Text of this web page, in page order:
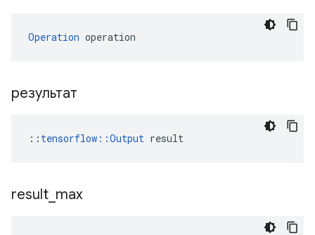
Operation operation
результат
:: tensorflow::Output result
result max